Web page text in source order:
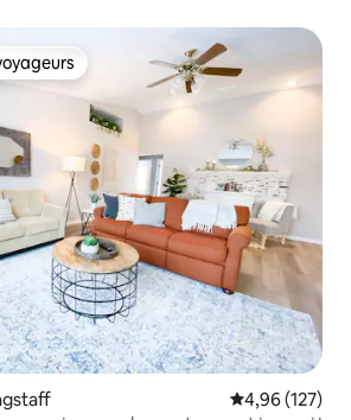
les plus appréciés
Évaluation
4,96 (127)